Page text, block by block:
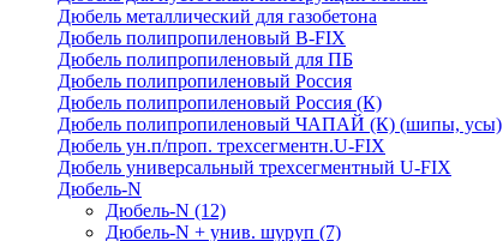
Дюбель металлический для газобетона
Дюбель полипропиленовый В-FIX
Дюбель полипропиленовый для ПБ
Дюбель полипропиленовый Россия
Дюбель полипропиленовый Россия (К)
Дюбель полипропиленовый ЧАПАЙ (К) (шипы, усы)
Дюбель ун.п/проп. трехсегментн.U-FIX
Дюбель универсальный трехсегментный U-FIX
Дюбель-N
Дюбель-N (12)
Дюбель-N + унив. шуруп (7)